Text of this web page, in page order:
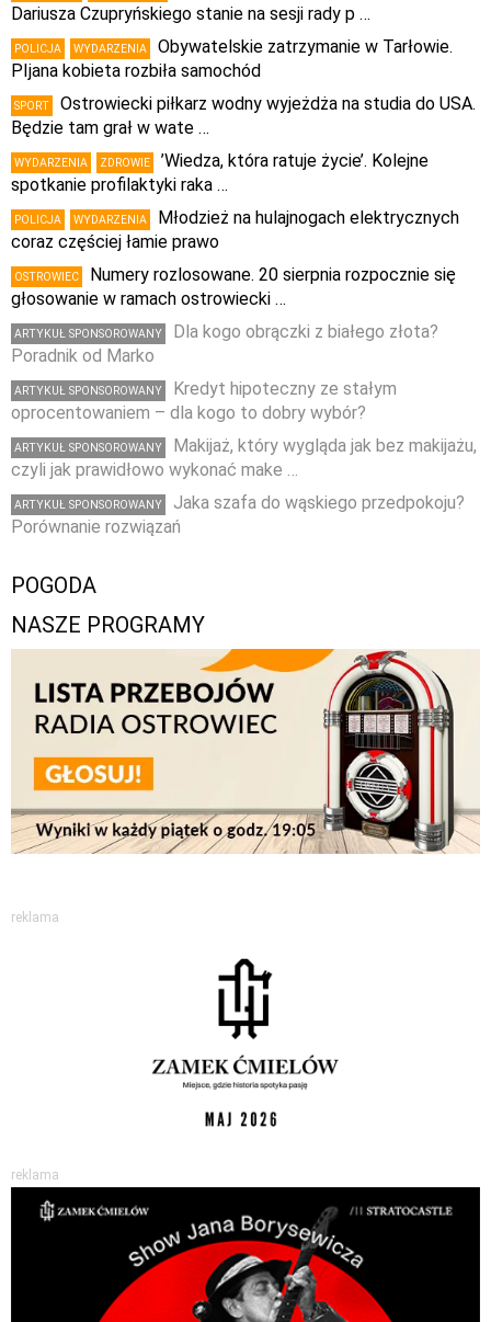
Dariusza Czupryńskiego stanie na sesji rady p …
POLICJA WYDARZENIA
Obywatelskie zatrzymanie w Tarłowie.
PIjana kobieta rozbiła samochód
SPORT
Ostrowiecki piłkarz wodny wyjeżdża na studia do USA.
Będzie tam grał w wate …
WYDARZENIA ZDROWIE
’Wiedza, która ratuje życie’. Kolejne
spotkanie profilaktyki raka …
POLICJA WYDARZENIA
Młodzież na hulajnogach elektrycznych
coraz częściej łamie prawo
OSTROWIEC
Numery rozlosowane. 20 sierpnia rozpocznie się
głosowanie w ramach ostrowiecki …
ARTYKUŁ SPONSOROWANY
Dla kogo obrączki z białego złota?
Poradnik od Marko
ARTYKUŁ SPONSOROWANY
Kredyt hipoteczny ze stałym
oprocentowaniem – dla kogo to dobry wybór?
ARTYKUŁ SPONSOROWANY
Makijaż, który wygląda jak bez makijażu,
czyli jak prawidłowo wykonać make …
ARTYKUŁ SPONSOROWANY
Jaka szafa do wąskiego przedpokoju?
Porównanie rozwiązań
POGODA
NASZE PROGRAMY
reklama
reklama